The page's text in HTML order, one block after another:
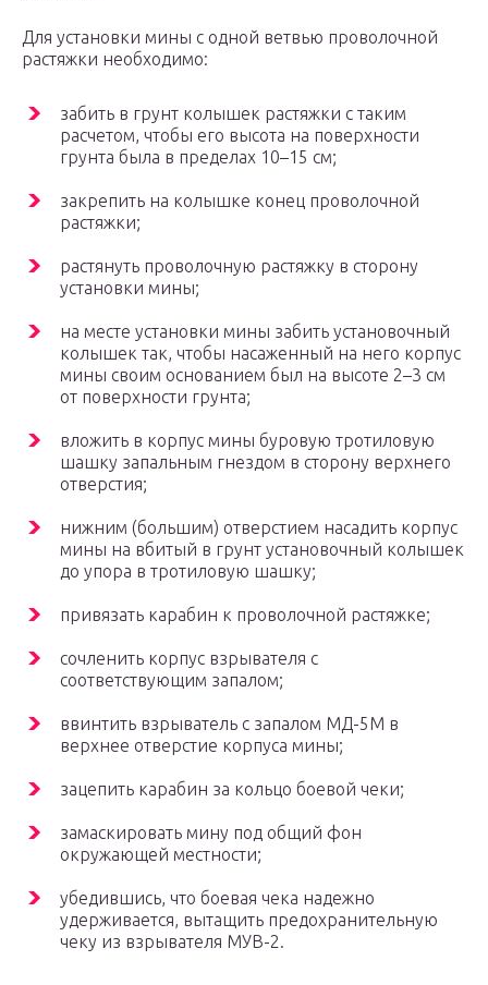
Для установки мины с одной ветвью проволочной
растяжки необходимо:
забить в грунт колышек растяжки с таким
расчетом, чтобы его высота на поверхности
грунта была в пределах 10–15 см;
закрепить на колышке конец проволочной
растяжки;
растянуть проволочную растяжку в сторону
установки мины;
на месте установки мины забить установочный
колышек так, чтобы насаженный на него корпус
мины своим основанием был на высоте 2–3 см
от поверхности грунта;
вложить в корпус мины буровую тротиловую
шашку запальным гнездом в сторону верхнего
отверстия;
нижним (большим) отверстием насадить корпус
мины на вбитый в грунт установочный колышек
до упора в тротиловую шашку;
привязать карабин к проволочной растяжке;
сочленить корпус взрывателя с
соответствующим запалом;
ввинтить взрыватель с запалом МД-5М в
верхнее отверстие корпуса мины;
зацепить карабин за кольцо боевой чеки;
замаскировать мину под общий фон
окружающей местности;
убедившись, что боевая чека надежно
удерживается, вытащить предохранительную
чеку из взрывателя МУВ-2.